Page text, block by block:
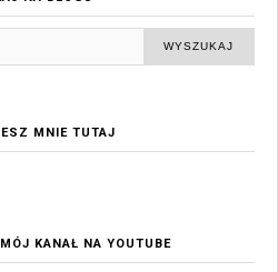
MNIE TUTAJ
KANAŁ NA YOUTUBE